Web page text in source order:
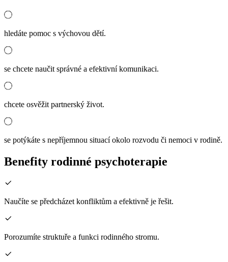
hledáte pomoc s výchovou dětí.
se chcete naučit správné a efektivní komunikaci.
chcete osvěžit partnerský život.
se potýkáte s nepříjemnou situací okolo rozvodu či nemoci v rodině.
Benefity rodinné psychoterapie
Naučíte se předcházet konfliktům a efektivně je řešit.
Porozumíte struktuře a funkci rodinného stromu.